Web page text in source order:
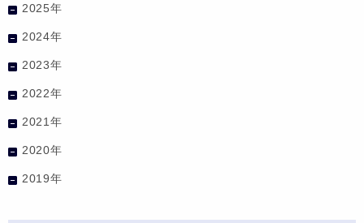
2025年
2024年
2023年
2022年
2021年
2020年
2019年